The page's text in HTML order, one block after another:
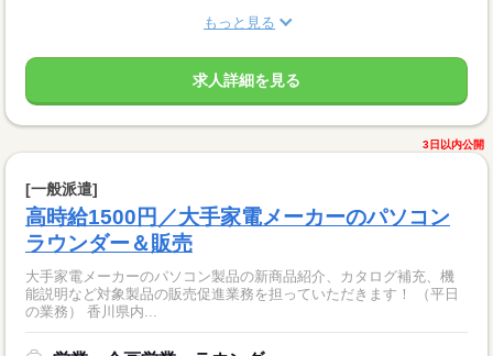
もっと見る
求人詳細を見る
3日以内公開
[一般派遣]
高時給1500円／大手家電メーカーのパソコン
ラウンダー＆販売
大手家電メーカーのパソコン製品の新商品紹介、カタログ補充、機
能説明など対象製品の販売促進業務を担っていただきます！ （平日
の業務） 香川県内...